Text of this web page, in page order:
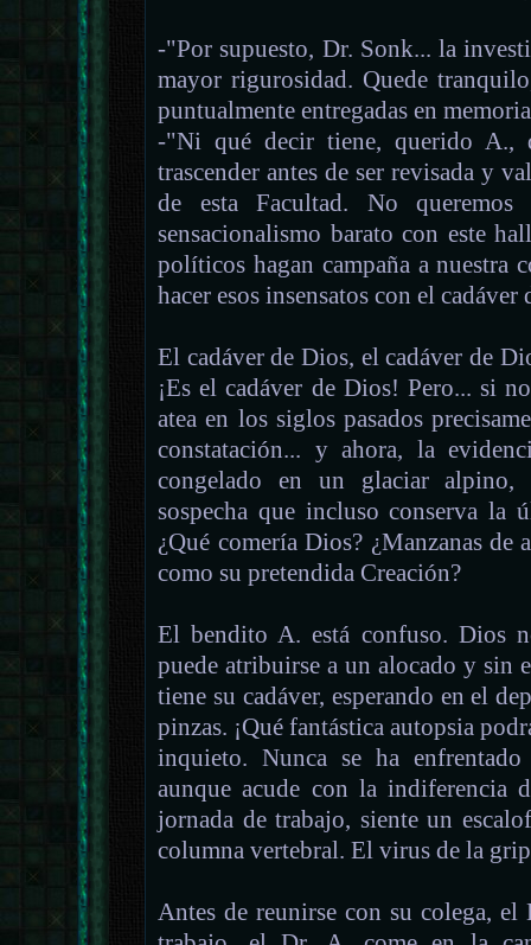
-"Por supuesto, Dr. Sonk... la
mayor rigurosidad. Quede
puntualmente entregadas en
-"Ni qué decir tiene, querido A.,
trascender antes de ser revisada y
de esta Facultad. No
sensacionalismo barato con este
políticos hagan campaña a nuestra
hacer esos insensatos con el cadáver
El cadáver de Dios, el cadáver de
¡Es el cadáver de Dios! Pero... si
atea en los siglos pasados
constatación... y ahora, la
congelado en un glaciar alpino,
sospecha que incluso conserva la
¿Qué comería Dios? ¿Manzanas
como su pretendida Creación?
El bendito A. está confuso. Dios
puede atribuirse a un alocado y sin
tiene su cadáver, esperando en el
pinzas. ¡Qué fantástica autopsia
inquieto. Nunca se ha
aunque acude con la
jornada de trabajo, siente un
columna vertebral. El virus de la
Antes de reunirse con su colega,